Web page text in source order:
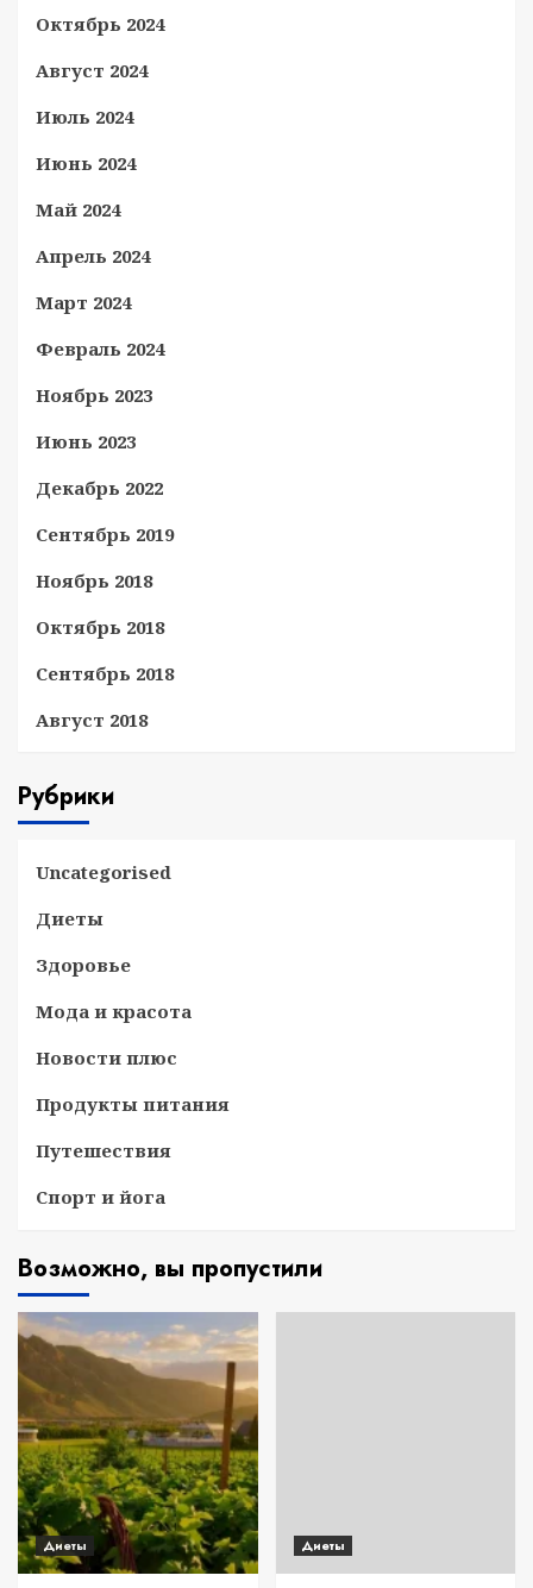
Октябрь 2024
Август 2024
Июль 2024
Июнь 2024
Май 2024
Апрель 2024
Март 2024
Февраль 2024
Ноябрь 2023
Июнь 2023
Декабрь 2022
Сентябрь 2019
Ноябрь 2018
Октябрь 2018
Сентябрь 2018
Август 2018
Рубрики
Uncategorised
Диеты
Здоровье
Мода и красота
Новости плюс
Продукты питания
Путешествия
Спорт и йога
Возможно, вы пропустили
Диеты Диеты